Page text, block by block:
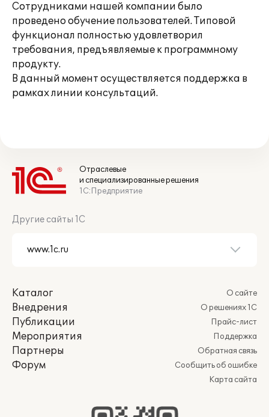
Сотрудниками нашей компании было
проведено обучение пользователей. Типовой
функционал полностью удовлетворил
требования, предъявляемые к программному
продукту.
В данный момент осуществляется поддержка в
рамках линии консультаций.
Отраслевые
и специализированные решения
1С:Предприятие
Другие сайты 1С
Каталог
Внедрения
Публикации
Мероприятия
Партнеры
Форум
О сайте
О решениях 1С
Прайс-лист
Поддержка
Обратная связь
Сообщить об ошибке
Карта сайта